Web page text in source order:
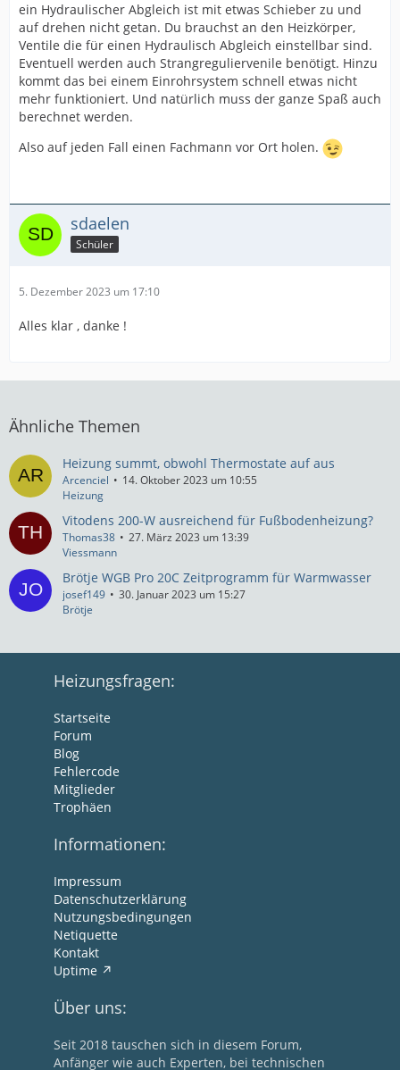
ein Hydraulischer Abgleich ist mit etwas Schieber zu und
auf drehen nicht getan. Du brauchst an den Heizkörper,
Ventile die für einen Hydraulisch Abgleich einstellbar sind.
Eventuell werden auch Strangreguliervenile benötigt. Hinzu
kommt das bei einem Einrohrsystem schnell etwas nicht
mehr funktioniert. Und natürlich muss der ganze Spaß auch
berechnet werden.
Also auf jeden Fall einen Fachmann vor Ort holen.
sdaelen
Schüler
5. Dezember 2023 um 17:10
Alles klar , danke !
Ähnliche Themen
Heizung summt, obwohl Thermostate auf aus
Arcenciel
14. Oktober 2023 um 10:55
Heizung
Vitodens 200-W ausreichend für Fußbodenheizung?
Thomas38
27. März 2023 um 13:39
Viessmann
Brötje WGB Pro 20C Zeitprogramm für Warmwasser
josef149
30. Januar 2023 um 15:27
Brötje
Heizungsfragen:
Startseite
Forum
Blog
Fehlercode
Mitglieder
Trophäen
Informationen:
Impressum
Datenschutzerklärung
Nutzungsbedingungen
Netiquette
Kontakt
Uptime
Über uns:
Seit 2018 tauschen sich in diesem Forum,
Anfänger wie auch Experten, bei technischen